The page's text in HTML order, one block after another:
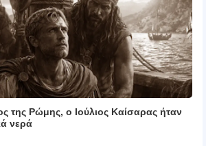
της Ρώμης, ο Ιούλιος Καίσαρας ήταν
νερά